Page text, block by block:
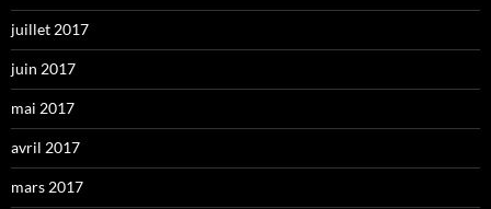
juillet 2017
juin 2017
mai 2017
avril 2017
mars 2017